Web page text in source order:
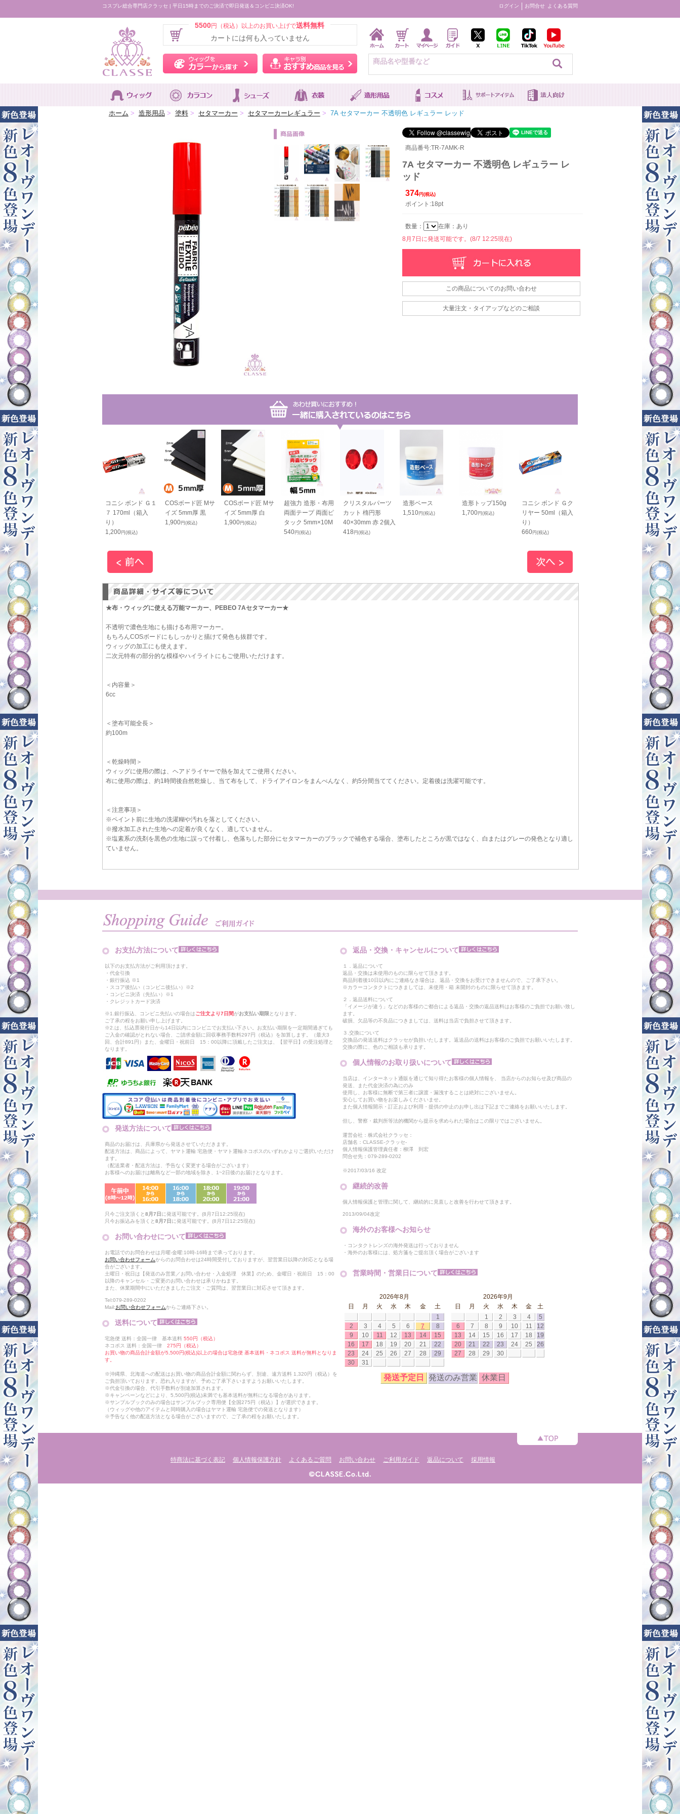
コスプレ総合専門店クラッセ | 平日15時までのご決済で即日発送＆コンビニ決済OK! ログイン お問合せ よくある質問
5500円（税込）以上のお買い上げで送料無料
カートには何も入っていません
ウィッグをカラーから探す キャラ別おすすめ商品を見る
ホーム > 造形用品 > 塗料 > セタマーカー > セタマーカーレギュラー > 7A セタマーカー 不透明色 レギュラー レッド
商品番号:TR-7AMK-R
7A セタマーカー 不透明色 レギュラー レ
ッド
374 円(税込)
ポイント:18pt
数量：
在庫：あり
8月7日に発送可能です。(8/7 12:25現在)
この商品についてのお問い合わせ
大量注文・タイアップなどのご相談
ボンド Ｇク
50ml（箱入
(税込)
コニシ ボンド Ｇ１
７ 170ml（箱入
り）
1,200円(税込)
COSボード匠 Mサ
イズ 5mm厚 黒
1,900円(税込)
COSボード匠 Mサ
イズ 5mm厚 白
1,900円(税込)
超強力 造形・布用
両面テープ 両面ピ
タック 5mm×10M
540円(税込)
クリスタルパーツ
カット 楕円形
40×30mm 赤 2個入
418 円(税込)
造形ベース
1,510円(税込)
造形トップ150g
1,700円(税込)
コニシ ボンド Ｇク
リヤー 50ml（箱入
り）
660円(税込)
コニシ ボン
７ 170ml（箱
り）
1,200円(税込)
★布・ウィッグに使える万能マーカー、PEBEO 7Aセタマーカー★
不透明で濃色生地にも描ける布用マーカー。
もちろんCOSボードにもしっかりと描けて発色も抜群です。
ウィッグの加工にも使えます。
二次元特有の部分的な模様やハイライトにもご使用いただけます。
＜内容量＞
6cc
＜塗布可能全長＞
約100m
＜乾燥時間＞
ウィッグに使用の際は、ヘアドライヤーで熱を加えてご使用ください。
布に使用の際は、約1時間後自然乾燥し、当て布をして、ドライアイロンをまんべんなく、約5分間当ててください。定着後は洗濯可能です。
＜注意事項＞
※ペイント前に生地の洗濯糊や汚れを落としてください。
※撥水加工された生地への定着が良くなく、適していません。
※塩素系の洗剤を黒色の生地に誤って付着し、色落ちした部分にセタマーカーのブラックで補色する場合、塗布したところが黒ではなく、白またはグレーの発色となり適し
ていません。
お支払方法について
以下のお支払方法がご利用頂けます。
・代金引換
・銀行振込 ※1
・スコア後払い（コンビニ後払い）※2
・コンビニ決済（先払い）※1
・クレジットカード決済
※1.銀行振込、コンビニ先払いの場合はご注文より7日間がお支払い期限 となります。
ご了承の程をお願い申し上げます。
※2.は、払込票発行日から14日以内にコンビニでお支払い下さい。お支払い期限を一定期間過ぎても
ご入金の確認がとれない場合、ご請求金額に回収事務手数料297円（税込）を加算します。（最大3
回、合計891円）また、金曜日・祝前日 15：00以降に頂戴したご注文は、【翌平日】の受注処理と
なります。
発送方法について
商品のお届けは、兵庫県から発送させていただきます。
配送方法は、商品によって、ヤマト運輸 宅急便・ヤマト運輸ネコポスのいずれかよりご選択いただけ
ます。
（配送業者・配送方法は、予告なく変更する場合がございます）
お客様へのお届けは離島など一部の地域を除き、1~2日後のお届けとなります。
只今ご注文頂くと8月7日 に発送可能です。(8月7日12:25現在)
只今お振込みを頂くと8月7日 に発送可能です。(8月7日12:25現在)
お問い合わせについて
お電話でのお問合わせは月曜-金曜:10時-16時まで承っております。
お問い合わせフォームからのお問合わせは24時間受付しておりますが、翌営業日以降の対応となる場
合がございます。
土曜日・祝日は【発送のみ営業／お問い合わせ・入金処理 休業】のため、金曜日・祝前日 15：00
以降のキャンセル・ご変更のお問い合わせは承りかねます。
また、休業期間中にいただきましたご注文・ご質問は、翌営業日に対応させて頂きます。
Tel:079-289-0202
Mail:お問い合わせフォームからご連絡下さい。
送料について
宅急便 送料：全国一律 基本送料 550円（税込）
ネコポス 送料：全国一律 275円（税込）
お買い物の商品合計金額が5,500円(税込)以上の場合は宅急便 基本送料・ネコポス 送料が無料となりま
す。
※沖縄県、北海道への配送はお買い物の商品合計金額に関わらず、別途、遠方送料 1,320円（税込）を
ご負担頂いております。恐れ入りますが、予めご了承下さいますようお願いいたします。
※代金引換の場合、代引手数料が別途加算されます。
※キャンペーンなどにより、5,500円(税込)未満でも基本送料が無料になる場合があります。
※サンプルブックのみの場合はサンプルブック専用便【全国275円（税込）】が選択できます。
（ウィッグや他のアイテムと同時購入の場合はヤマト運輸 宅急便での発送となります）
※予告なく他の配送方法となる場合がございますので、ご了承の程をお願いたします。
返品・交換・キャンセルについて
１．返品について
返品・交換は未使用のものに限らせて頂きます。
商品到着後10日以内にご連絡なき場合は、返品・交換をお受けできませんので、ご了承下さい。
※カラーコンタクトにつきましては、未使用・箱 未開封のものに限らせて頂きます。
２．返品送料について
「イメージが違う」などのお客様のご都合による返品・交換の返品送料はお客様のご負担でお願い致し
ます。
破損、欠品等の不良品につきましては、送料は当店で負担させて頂きます。
３.交換について
交換品の発送送料はクラッセが負担いたします。返送品の送料はお客様のご負担でお願いいたします。
交換の際に、色のご相談も承ります。
個人情報のお取り扱いについて
当店は、インターネット通販を通じて知り得たお客様の個人情報を、 当店からのお知らせ及び商品の
発送、また代金決済の為にのみ
使用し、お客様に無断で第三者に譲渡・漏洩することは絶対にございません。
安心してお買い物をお楽しみくださいませ。
また個人情報開示・訂正および利用・提供の中止のお申し出は下記までご連絡をお願いいたします。
但し、警察・裁判所等法的機関から提示を求められた場合はこの限りではございません。
運営会社：株式会社クラッセ：
店舗名：CLASSE-クラッセ-
個人情報保護管理責任者：柳澤 到宏
問合せ先：079-289-0202
※2017/03/16 改定
継続的改善
個人情報保護と管理に関して、継続的に見直しと改善を行わせて頂きます。
2013/09/04改定
海外のお客様へお知らせ
・コンタクトレンズの海外発送は行っておりません
・海外のお客様には、処方箋をご提出頂く場合がございます
営業時間・営業日について
2026年8月
日
月 火 水 木 金
土
1
2
3 4 5 6 7
8
9
10 11 12 13 14
15
16
17 18 19 20 21
22
23
24 25 26 27 28
29
30
31
2026年9月
日
月 火 水 木 金
土
1
2 3 4
5
6
7 8 9 10 11
12
13
14 15 16 17 18
19
20
21 22 23 24 25
26
27
28 29 30
発送予定日 発送のみ営業 休業日
特商法に基づく表記 個人情報保護方針 よくあるご質問 お問い合わせ ご利用ガイド 返品について 採用情報